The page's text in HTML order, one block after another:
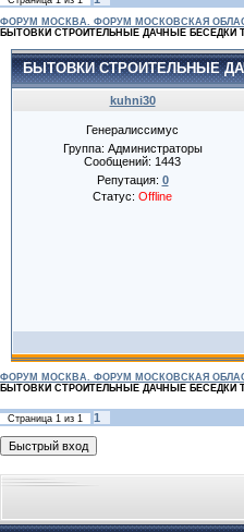
ФОРУМ МОСКВА. ФОРУМ МОСКОВСКАЯ
БЫТОВКИ СТРОИТЕЛЬНЫЕ ДАЧНЫЕ БЕСЕДКИ
БЫТОВКИ СТРОИТЕЛЬНЫЕ
kuhni30
Генералиссимус
Группа: Администраторы
Сообщений: 1443
Репутация: 0
Статус: Offline
ФОРУМ МОСКВА. ФОРУМ МОСКОВСКАЯ
БЫТОВКИ СТРОИТЕЛЬНЫЕ ДАЧНЫЕ БЕСЕДКИ
Страница 1 из 1 1